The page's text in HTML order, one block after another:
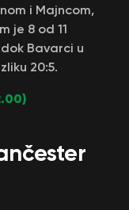
i Majncom,
je 8 od 11
Bavarci u
20:5.